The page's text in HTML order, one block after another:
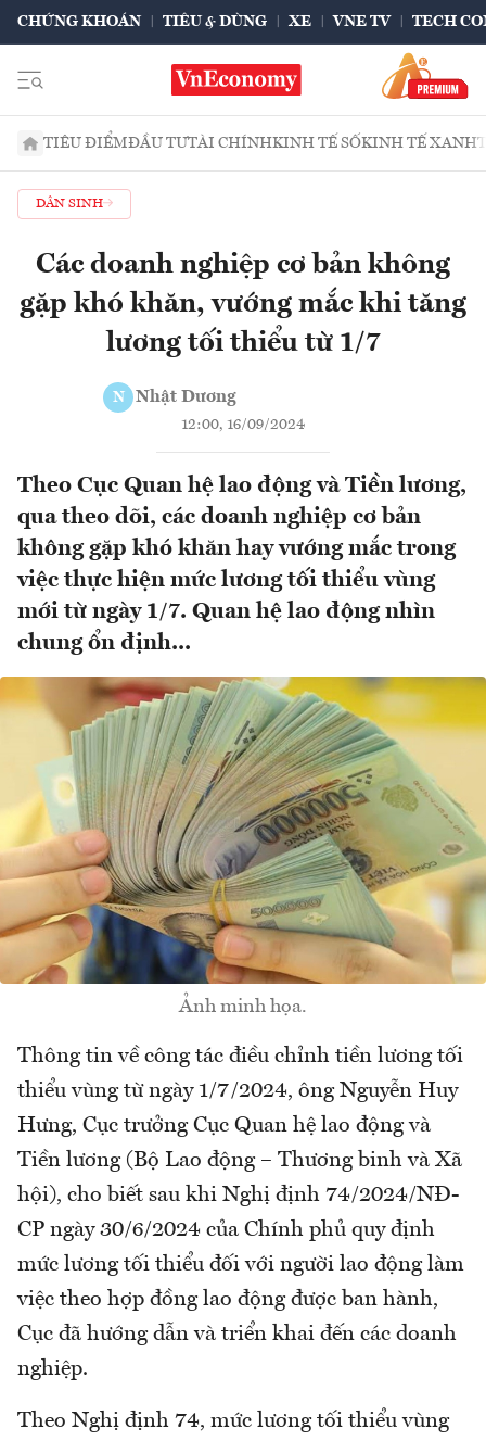
CHỨNG KHOÁN TIÊU & DÙNG XE VNE TV TECH
TIÊU ĐIỂMĐẦU TƯTÀI CHÍNHKINH TẾ SỐKINH TẾ XANH
DÂN SINH
Các doanh nghiệp cơ bản không
gặp khó khăn, vướng mắc khi tăng
lương tối thiểu từ 1/7
N Nhật Dương
12:00, 16/09/2024
Theo Cục Quan hệ lao động và Tiền lương,
qua theo dõi, các doanh nghiệp cơ bản
không gặp khó khăn hay vướng mắc trong
việc thực hiện mức lương tối thiểu vùng
mới từ ngày 1/7. Quan hệ lao động nhìn
chung ổn định...
Ảnh minh họa.
Thông tin về công tác điều chỉnh tiền lương tối
thiểu vùng từ ngày 1/7/2024, ông Nguyễn Huy
Hưng, Cục trưởng Cục Quan hệ lao động và
Tiền lương (Bộ Lao động – Thương binh và Xã
hội), cho biết sau khi Nghị định 74/2024/NĐ-
CP ngày 30/6/2024 của Chính phủ quy định
mức lương tối thiểu đối với người lao động làm
việc theo hợp đồng lao động được ban hành,
Cục đã hướng dẫn và triển khai đến các doanh
nghiệp.
Theo Nghị định 74, mức lương tối thiểu vùng